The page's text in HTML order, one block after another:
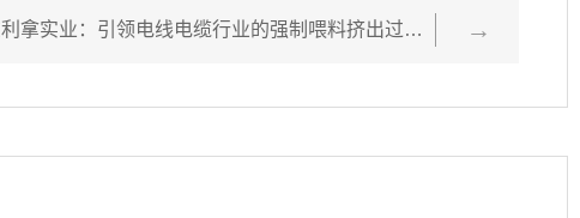
下一篇：
广东利拿实业：引领电线电缆行业的强制喂料挤出过滤机与自动挤出过滤机技术革新